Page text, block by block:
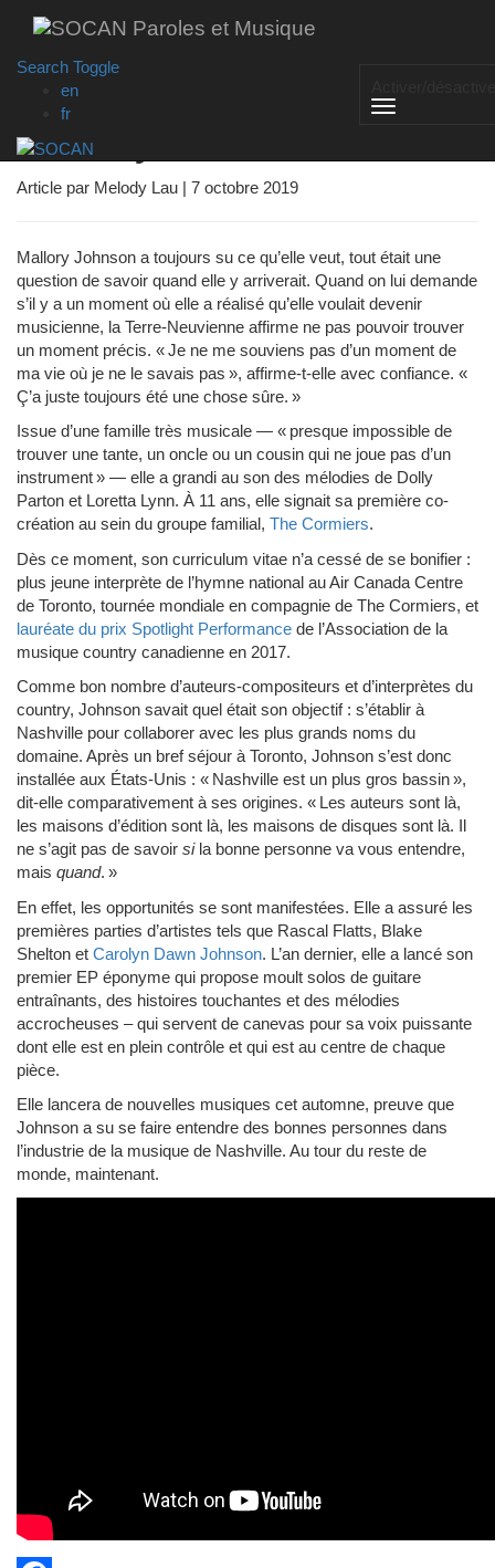
to
main
content
Search Toggle
en
fr
Sous les projecteurs :
Mallory Johnson
Article par Melody Lau | 7 octobre 2019
Mallory Johnson a toujours su ce qu’elle veut, tout était une
question de savoir quand elle y arriverait. Quand on lui demande
s’il y a un moment où elle a réalisé qu’elle voulait devenir
musicienne, la Terre-Neuvienne affirme ne pas pouvoir trouver
un moment précis. « Je ne me souviens pas d’un moment de
ma vie où je ne le savais pas », affirme-t-elle avec confiance. «
Ç’a juste toujours été une chose sûre. »
Issue d’une famille très musicale — « presque impossible de
trouver une tante, un oncle ou un cousin qui ne joue pas d’un
instrument » — elle a grandi au son des mélodies de Dolly
Parton et Loretta Lynn. À 11 ans, elle signait sa première co-
création au sein du groupe familial, The Cormiers.
Dès ce moment, son curriculum vitae n’a cessé de se bonifier :
plus jeune interprète de l’hymne national au Air Canada Centre
de Toronto, tournée mondiale en compagnie de The Cormiers, et
lauréate du prix Spotlight Performance de l’Association de la
musique country canadienne en 2017.
Comme bon nombre d’auteurs-compositeurs et d’interprètes du
country, Johnson savait quel était son objectif : s’établir à
Nashville pour collaborer avec les plus grands noms du
domaine. Après un bref séjour à Toronto, Johnson s’est donc
installée aux États-Unis : « Nashville est un plus gros bassin »,
dit-elle comparativement à ses origines. « Les auteurs sont là,
les maisons d’édition sont là, les maisons de disques sont là. Il
ne s’agit pas de savoir sila bonne personne va vous entendre,
mais quand. »
En effet, les opportunités se sont manifestées. Elle a assuré les
premières parties d’artistes tels que Rascal Flatts, Blake
Shelton et Carolyn Dawn Johnson. L’an dernier, elle a lancé son
premier EP éponyme qui propose moult solos de guitare
entraînants, des histoires touchantes et des mélodies
accrocheuses – qui servent de canevas pour sa voix puissante
dont elle est en plein contrôle et qui est au centre de chaque
pièce.
Elle lancera de nouvelles musiques cet automne, preuve que
Johnson a su se faire entendre des bonnes personnes dans
l’industrie de la musique de Nashville. Au tour du reste de
monde, maintenant.